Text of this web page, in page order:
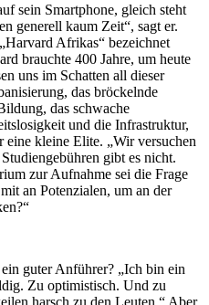
sein Smartphone, gleich steht
generell kaum Zeit“, sagt er.
Afrikas“ bezeichnet
brauchte 400 Jahre, um heute
uns im Schatten all dieser
das bröckelnde
das schwache
und die Infrastruktur,
kleine Elite. „Wir versuchen
gibt es nicht.
zur Aufnahme sei die Frage
an Potenzialen, um an der
guter Anführer? „Ich bin ein
Zu optimistisch. Und zu
harsch zu den Leuten.“ Aber